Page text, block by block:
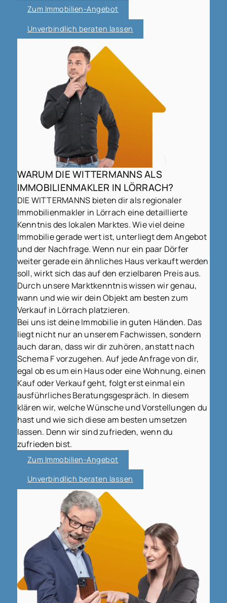
Zum Immobilien-Angebot
Unverbindlich beraten lassen
WARUM DIE WITTERMANNS ALS
IMMOBILIENMAKLER IN LÖRRACH?
DIE WITTERMANNS bieten dir als regionaler
Immobilienmakler in Lörrach eine detaillierte
Kenntnis des lokalen Marktes. Wie viel deine
Immobilie gerade wert ist, unterliegt dem Angebot
und der Nachfrage. Wenn nur ein paar Dörfer
weiter gerade ein ähnliches Haus verkauft werden
soll, wirkt sich das auf den erzielbaren Preis aus.
Durch unsere Marktkenntnis wissen wir genau,
wann und wie wir dein Objekt am besten zum
Verkauf in Lörrach platzieren.
Bei uns ist deine Immobilie in guten Händen. Das
liegt nicht nur an unserem Fachwissen, sondern
auch daran, dass wir dir zuhören, anstatt nach
Schema F vorzugehen. Auf jede Anfrage von dir,
egal ob es um ein Haus oder eine Wohnung, einen
Kauf oder Verkauf geht, folgt erst einmal ein
ausführliches Beratungsgespräch. In diesem
klären wir, welche Wünsche und Vorstellungen du
hast und wie sich diese am besten umsetzen
lassen. Denn wir sind zufrieden, wenn du
zufrieden bist.
Zum Immobilien-Angebot
Unverbindlich beraten lassen